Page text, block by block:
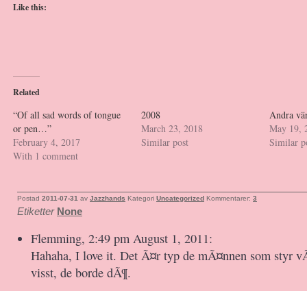
Like this:
Related
“Of all sad words of tongue
or pen…”
February 4, 2017
With 1 comment
2008
March 23, 2018
Similar post
Andra
May 19,
Similar
Postad 2011-07-31 av Jazzhands Kategori Uncategorized Kommentarer: 3
Etiketter None
Flemming, 2:49 pm August 1, 2011:
Hahaha, I love it. Det Ã¤r typ de mÃ¤nnen som styr
visst, de borde dÃ¶.